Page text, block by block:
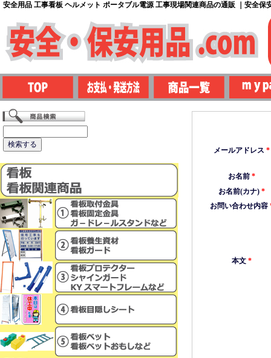
安全用品 工事看板 ヘルメット ポータブル電源 工事現場関連商品の通販 ｜安全保
メールアドレス *
お名前*
お名前(カナ)*
お問い合わせ内容
本文*